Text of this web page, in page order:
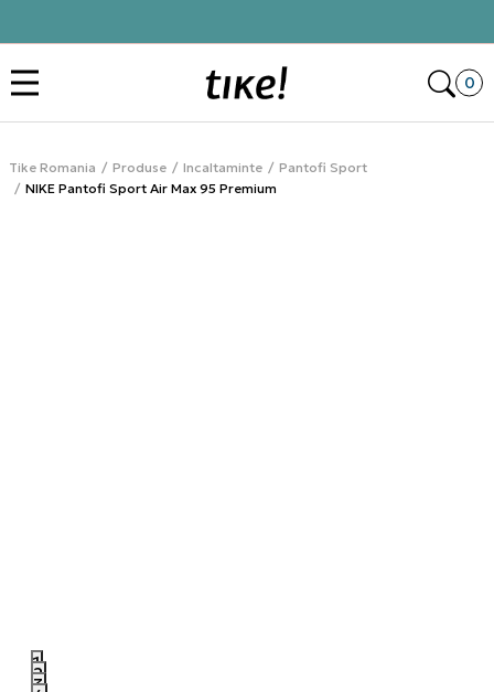
0
Tike Romania Produse Incaltaminte
Pantofi Sport
NIKE Pantofi Sport Air Max 95 Premium
1
2
3